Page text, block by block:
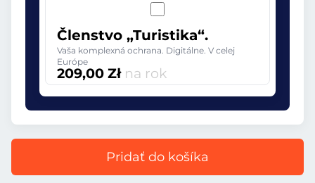
Členstvo „Turistika“.
Vaša komplexná ochrana. Digitálne. V celej
Európe
209,00 Zł na rok
Pridať do košíka